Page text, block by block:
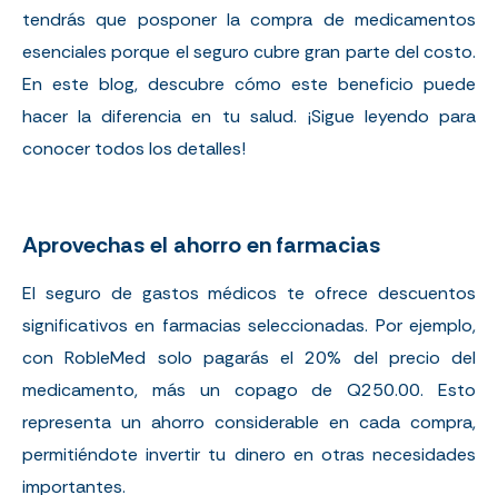
tendrás que posponer la compra de medicamentos
esenciales porque el seguro cubre gran parte del costo.
En este blog, descubre cómo este beneficio puede
hacer la diferencia en tu salud. ¡Sigue leyendo para
conocer todos los detalles!
Aprovechas el ahorro en farmacias
El seguro de gastos médicos te ofrece descuentos
significativos en farmacias seleccionadas. Por ejemplo,
con RobleMed solo pagarás el 20% del precio del
medicamento, más un copago de Q250.00. Esto
representa un ahorro considerable en cada compra,
permitiéndote invertir tu dinero en otras necesidades
importantes.